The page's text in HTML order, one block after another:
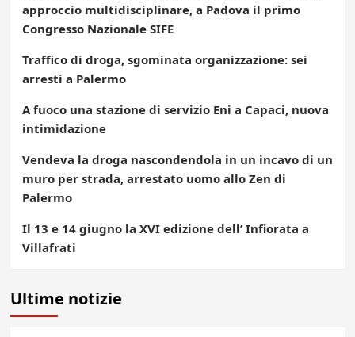
approccio multidisciplinare, a Padova il primo
Congresso Nazionale SIFE
Traffico di droga, sgominata organizzazione: sei
arresti a Palermo
A fuoco una stazione di servizio Eni a Capaci, nuova
intimidazione
Vendeva la droga nascondendola in un incavo di un
muro per strada, arrestato uomo allo Zen di
Palermo
Il 13 e 14 giugno la XVI edizione dell’ Infiorata a
Villafrati
Ultime notizie